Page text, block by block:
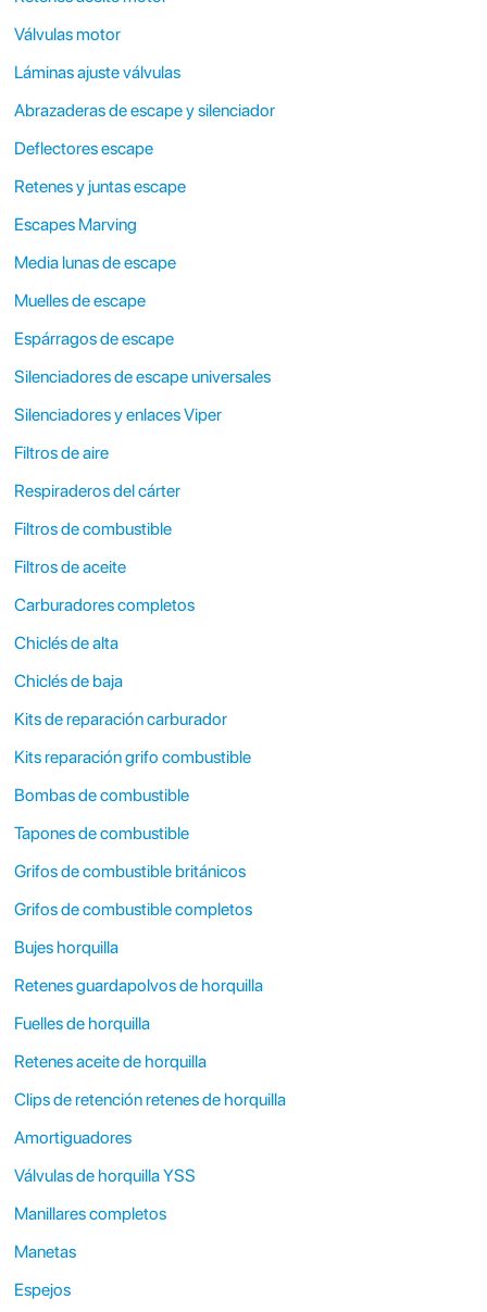
Válvulas motor
Láminas ajuste válvulas
Abrazaderas de escape y silenciador
Deflectores escape
Retenes y juntas escape
Escapes Marving
Media lunas de escape
Muelles de escape
Espárragos de escape
Silenciadores de escape universales
Silenciadores y enlaces Viper
Filtros de aire
Respiraderos del cárter
Filtros de combustible
Filtros de aceite
Carburadores completos
Chiclés de alta
Chiclés de baja
Kits de reparación carburador
Kits reparación grifo combustible
Bombas de combustible
Tapones de combustible
Grifos de combustible británicos
Grifos de combustible completos
Bujes horquilla
Retenes guardapolvos de horquilla
Fuelles de horquilla
Retenes aceite de horquilla
Clips de retención retenes de horquilla
Amortiguadores
Válvulas de horquilla YSS
Manillares completos
Manetas
Espejos